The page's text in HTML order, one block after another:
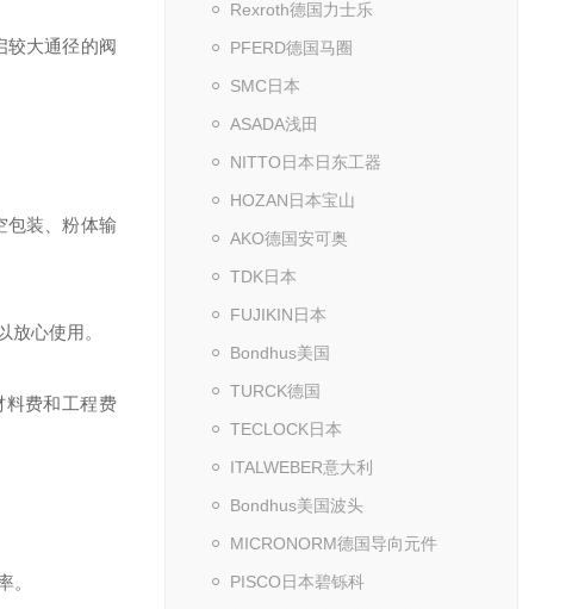
Rexroth德国力士乐
PFERD德国马圈
SMC日本
ASADA浅田
NITTO日本日东工器
HOZAN日本宝山
AKO德国安可奥
TDK日本
FUJIKIN日本
Bondhus美国
TURCK德国
TECLOCK日本
ITALWEBER意大利
Bondhus美国波头
MICRONORM德国导向元件
PISCO日本碧铄科
较大通径的阀
包装、粉体输
心使用。
料费和工程费
。